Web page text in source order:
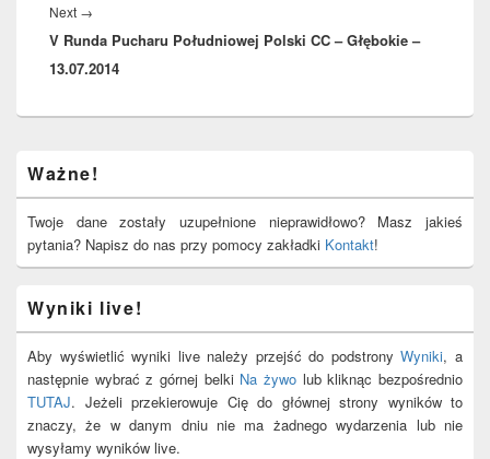
Next →
post:
V Runda Pucharu Południowej Polski CC – Głębokie –
13.07.2014
Sidebar
Widget
Area
Ważne!
Twoje dane zostały uzupełnione nieprawidłowo? Masz jakieś
pytania? Napisz do nas przy pomocy zakładki Kontakt!
Wyniki live!
Aby wyświetlić wyniki live należy przejść do podstronyWyniki, a
następnie wybrać z górnej belki Na żywo lub kliknąc bezpośrednio
TUTAJ. Jeżeli przekierowuje Cię do głównej strony wyników to
znaczy, że w danym dniu nie ma żadnego wydarzenia lub nie
wysyłamy wyników live.